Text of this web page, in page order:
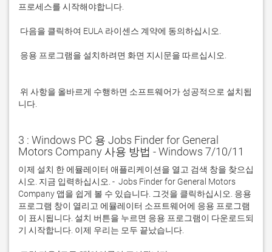
니다.
3 : Windows PC 용 Jobs Finder for General
Motors Company 사용 방법 - Windows 7/10/11
이제 설치 한 에뮬레이터 애플리케이션을 열고 검색 창을 찾으십
시오. 지금 입력하십시오. -  Jobs Finder for General Motors
Company 앱을 쉽게 볼 수 있습니다. 그것을 클릭하십시오. 응용
프로그램 창이 열리고 에뮬레이터 소프트웨어에 응용 프로그램
이 표시됩니다. 설치 버튼을 누르면 응용 프로그램이 다운로드되